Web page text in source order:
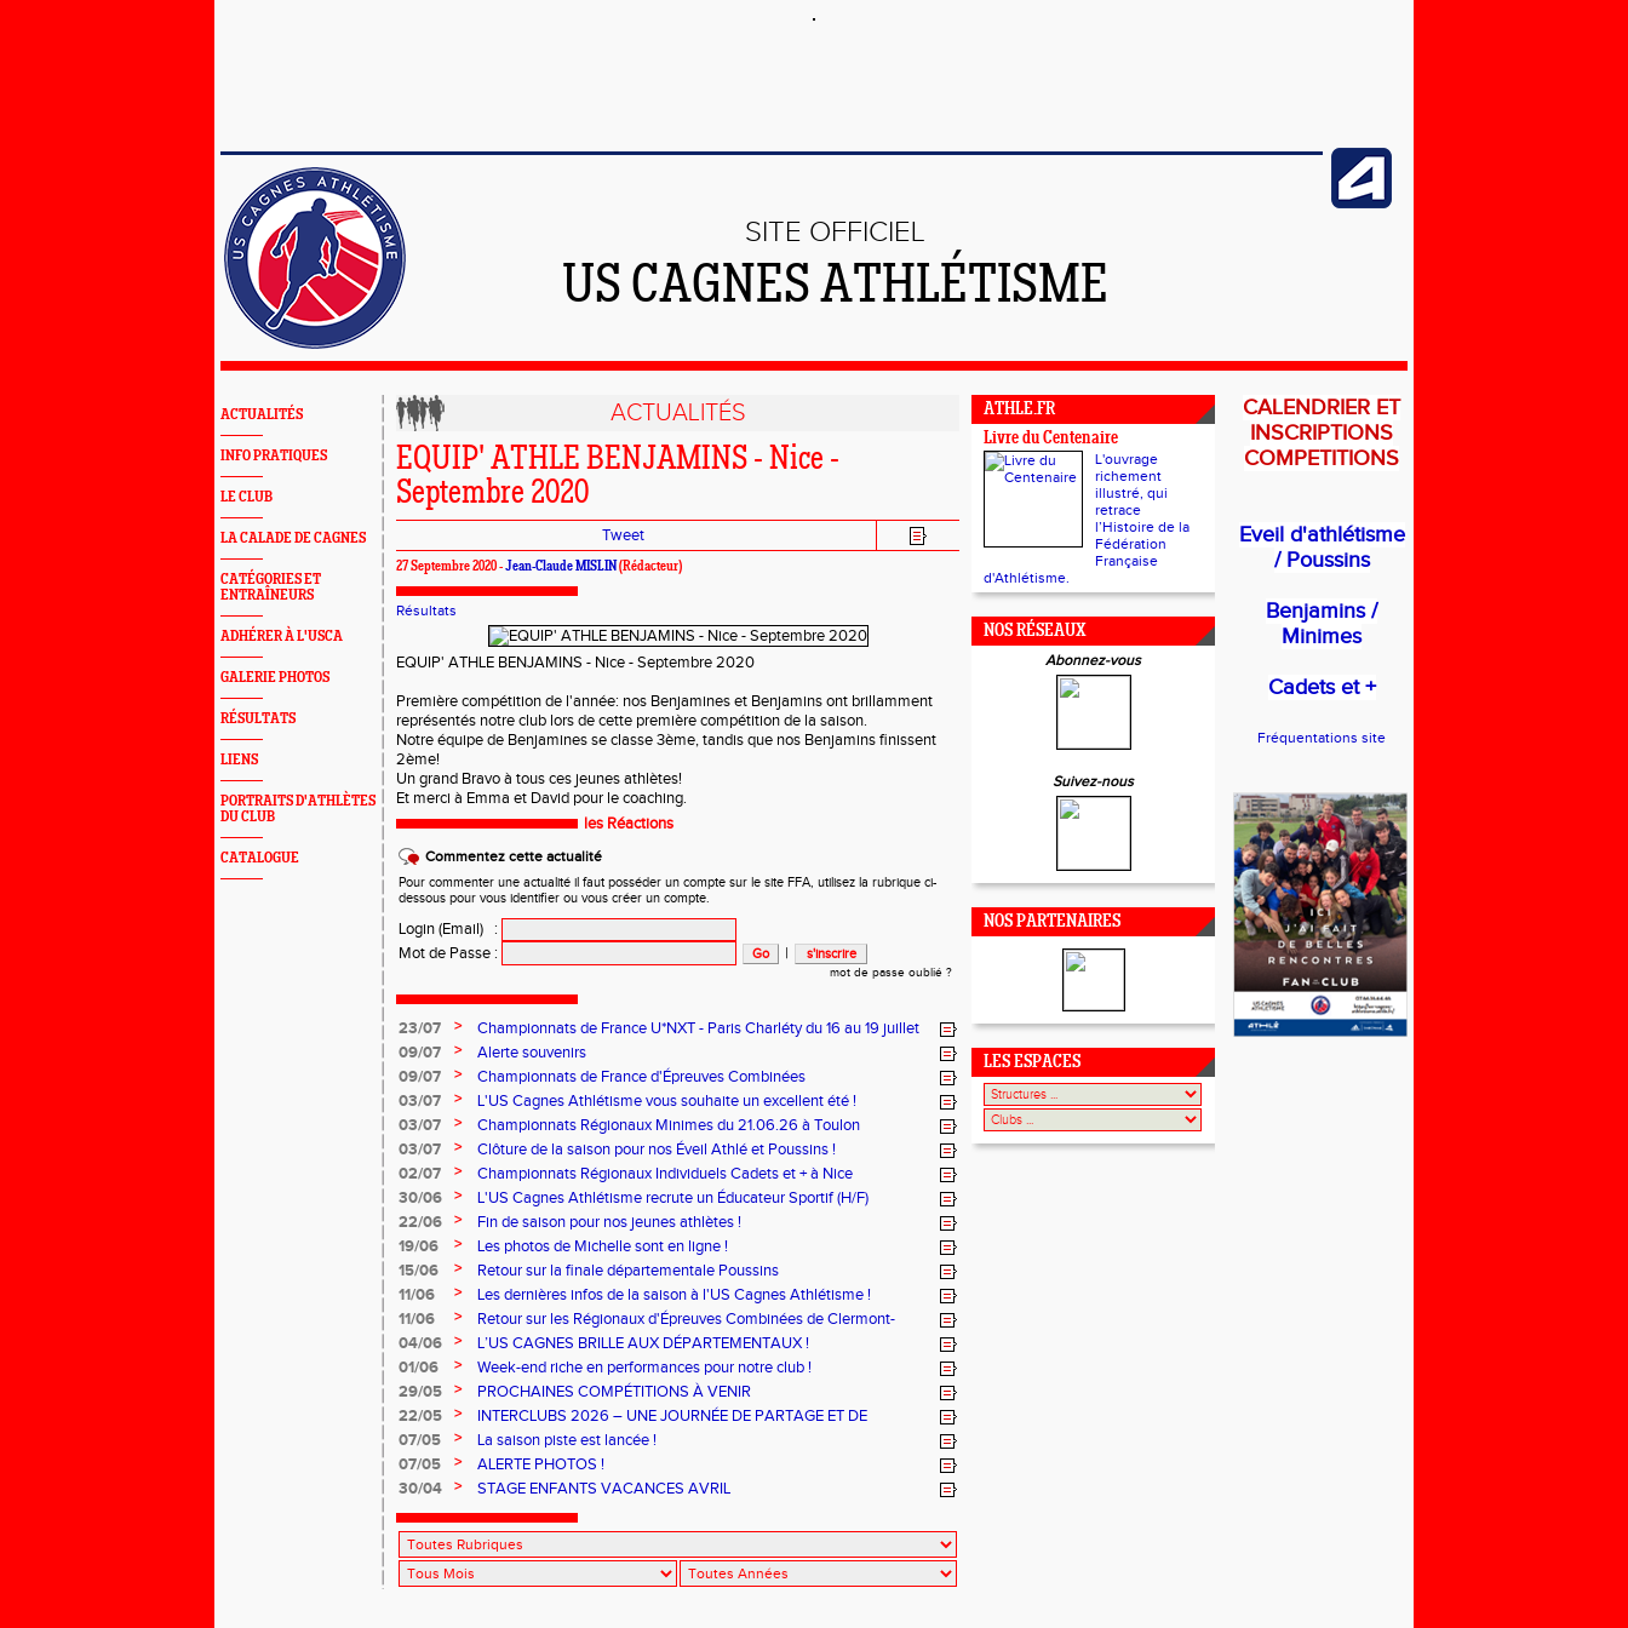
SITE OFFICIEL
US CAGNES ATHLÉTISME
ACTUALITÉS
INFO PRATIQUES
LE CLUB
LA CALADE DE CAGNES
CATÉGORIES ET
ENTRAÎNEURS
ADHÉRER À L'USCA
GALERIE PHOTOS
RÉSULTATS
LIENS
PORTRAITS D'ATHLÈTES
DU CLUB
CATALOGUE
ACTUALITÉS
EQUIP' ATHLE BENJAMINS - Nice -
Septembre 2020
Tweet
27 Septembre 2020 -Jean-Claude MISLIN (Rédacteur)
Résultats
EQUIP' ATHLE BENJAMINS - Nice - Septembre 2020
Première compétition de l'année: nos Benjamines et Benjamins ont brillamment
représentés notre club lors de cette première compétition de la saison.
Notre équipe de Benjamines se classe 3ème, tandis que nos Benjamins finissent
2ème!
Un grand Bravo à tous ces jeunes athlètes!
Et merci à Emma et David pour le coaching.
les Réactions
Commentez cette actualité
Pour commenter une actualité il faut posséder un compte sur le site FFA, utilisez la rubrique ci-
dessous pour vous identifier ou vous créer un compte.
Login (Email)
:
Mot de Passe : |
mot de passe oublié ?
23/07 >
Championnats de France U*NXT - Paris Charléty du 16 au 19 juillet
09/07
>
Alerte souvenirs
09/07
>
Championnats de France d'Épreuves Combinées
03/07
>
L'US Cagnes Athlétisme vous souhaite un excellent été !
03/07
>
Championnats Régionaux Minimes du 21.06.26 à Toulon
03/07
>
Clôture de la saison pour nos Éveil Athlé et Poussins !
02/07
>
Championnats Régionaux Individuels Cadets et + à Nice
30/06
>
L'US Cagnes Athlétisme recrute un Éducateur Sportif (H/F)
22/06
>
Fin de saison pour nos jeunes athlètes !
19/06
>
Les photos de Michelle sont en ligne !
15/06
>
Retour sur la finale départementale Poussins
11/06
>
Les dernières infos de la saison à l'US Cagnes Athlétisme !
11/06
>
Retour sur les Régionaux d'Épreuves Combinées de Clermont-
Ferrand qui se sont déroulés les 6 et 7 juin !
04/06 >
L’US CAGNES BRILLE AUX DÉPARTEMENTAUX !
01/06
>
Week-end riche en performances pour notre club !
29/05
>
PROCHAINES COMPÉTITIONS À VENIR
22/05
>
INTERCLUBS 2026 – UNE JOURNÉE DE PARTAGE ET DE
PERFORMANCE
07/05 >
La saison piste est lancée !
07/05
>
ALERTE PHOTOS !
30/04
> STAGE ENFANTS VACANCES AVRIL
ATHLE.FR
Livre du Centenaire
L'ouvrage
richement
illustré, qui
retrace
l’Histoire de la
Fédération
Française
d'Athlétisme.
NOS RÉSEAUX
Abonnez-vous
Suivez-nous
NOS PARTENAIRES
LES ESPACES
CALENDRIER ET
INSCRIPTIONS
COMPETITIONS
Eveil d'athlétisme
/ Poussins
Benjamins /
Minimes
Cadets et +
Fréquentations site